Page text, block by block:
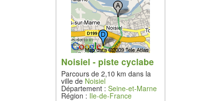
Noisiel - piste cyclabe
Parcours de 2,10 km dans la
ville de Noisiel
Département : Seine-et-Marne
Région : Ile-de-France